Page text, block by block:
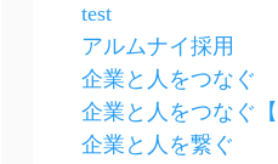
test
アルムナイ採用
企業と人をつなぐ
企業と人をつなぐ
企業と人を繋ぐ